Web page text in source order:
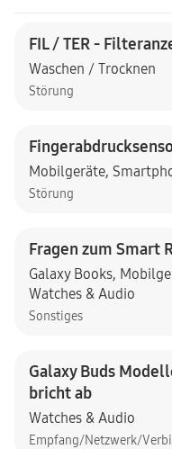
FIL / TER -
Waschen / Trocknen
Störung
Mobilgeräte,
Störung
Fragen zum Smart
Galaxy Books,
Watches & Audio
Sonstiges
Galaxy Buds
bricht ab
Watches & Audio
Empfang/Netzwerk/